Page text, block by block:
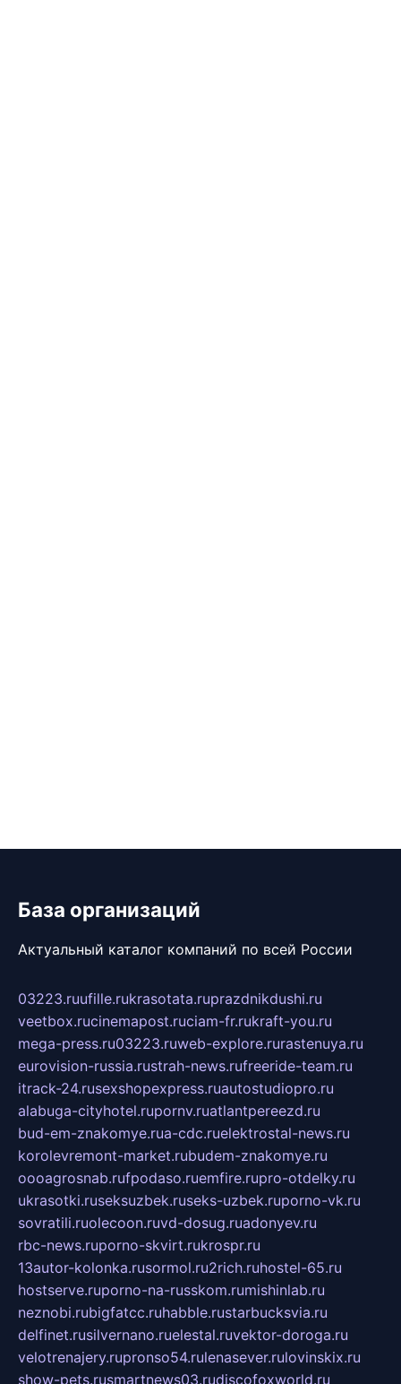
База организаций
Актуальный каталог компаний по всей России
03223.ruufille.rukrasotata.ruprazdnikdushi.ru
veetbox.rucinemapost.ruciam-fr.rukraft-you.ru
mega-press.ru03223.ruweb-explore.rurastenuya.ru
eurovision-russia.rustrah-news.rufreeride-team.ru
itrack-24.rusexshopexpress.ruautostudiopro.ru
alabuga-cityhotel.rupornv.ruatlantpereezd.ru
bud-em-znakomye.rua-cdc.ruelektrostal-news.ru
korolevremont-market.rubudem-znakomye.ru
oooagrosnab.rufpodaso.ruemfire.rupro-otdelky.ru
ukrasotki.ruseksuzbek.ruseks-uzbek.ruporno-vk.ru
sovratili.ruolecoon.ruvd-dosug.ruadonyev.ru
rbc-news.ruporno-skvirt.rukrospr.ru
13autor-kolonka.rusormol.ru2rich.ruhostel-65.ru
hostserve.ruporno-na-russkom.rumishinlab.ru
neznobi.rubigfatcc.ruhabble.rustarbucksvia.ru
delfinet.rusilvernano.ruelestal.ruvektor-doroga.ru
velotrenajery.rupronso54.rulenasever.rulovinskix.ru
show-pets.rusmartnews03.rudiscofoxworld.ru